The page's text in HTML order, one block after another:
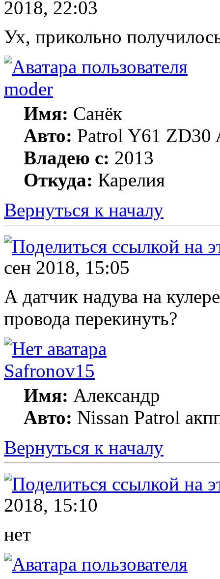
2018, 22:03
Ух, прикольно
moder
Имя: Санёк
Авто: Patrol Y61 ZD30
Владею с: 2013
Откуда: Карелия
Вернуться к началу
сен 2018, 15:05
А датчик надува на
провода перекинуть?
Safronov15
Имя: Александр
Авто: Nissan Patrol
Вернуться к началу
2018, 15:10
нет